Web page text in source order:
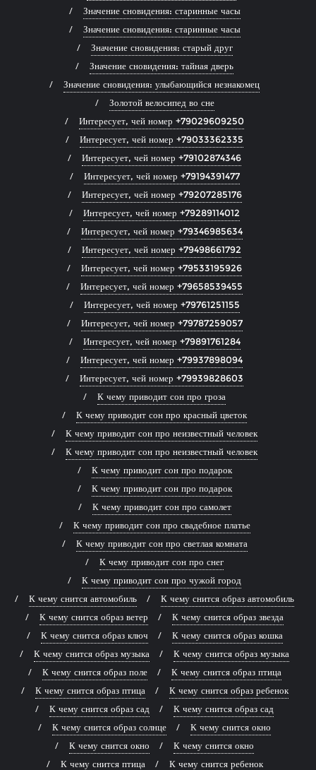
Значение сновидения: старинные часы
Значение сновидения: старинные часы
Значение сновидения: старый друг
Значение сновидения: тайная дверь
Значение сновидения: улыбающийся незнакомец
Золотой велосипед во сне
Интересует, чей номер +79029609250
Интересует, чей номер +79033362335
Интересует, чей номер +79102874346
Интересует, чей номер +79194391477
Интересует, чей номер +79207285176
Интересует, чей номер +79289114012
Интересует, чей номер +79346985634
Интересует, чей номер +79498661792
Интересует, чей номер +79533195926
Интересует, чей номер +79658539455
Интересует, чей номер +79761251155
Интересует, чей номер +79787259057
Интересует, чей номер +79891761284
Интересует, чей номер +79937898094
Интересует, чей номер +79939828603
К чему приводит сон про гроза
К чему приводит сон про красный цветок
К чему приводит сон про неизвестный человек
К чему приводит сон про неизвестный человек
К чему приводит сон про подарок
К чему приводит сон про подарок
К чему приводит сон про самолет
К чему приводит сон про свадебное платье
К чему приводит сон про светлая комната
К чему приводит сон про снег
К чему приводит сон про чужой город
К чему снится автомобиль
К чему снится образ автомобиль
К чему снится образ ветер
К чему снится образ звезда
К чему снится образ ключ
К чему снится образ кошка
К чему снится образ музыка
К чему снится образ музыка
К чему снится образ поле
К чему снится образ птица
К чему снится образ птица
К чему снится образ ребенок
К чему снится образ сад
К чему снится образ сад
К чему снится образ солнце
К чему снится окно
К чему снится окно
К чему снится окно
К чему снится птица
К чему снится ребенок